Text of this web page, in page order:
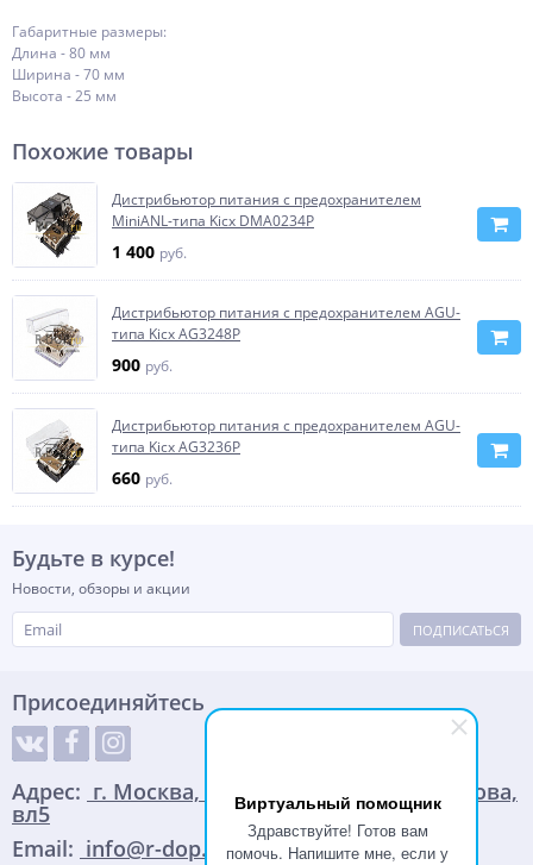
Виртуальный помощник
Здравствуйте! Готов вам
помочь. Напишите мне, если у
Габаритные размеры:
Длина - 80 мм
Ширина - 70 мм
Высота - 25 мм
Похожие товары
Дистрибьютор питания с предохранителем
MiniANL-типа Kicx DMA0234P
1 400 руб.
Дистрибьютор питания с предохранителем AGU-
типа Kicx AG3248P
900 руб.
Дистрибьютор питания с предохранителем AGU-
типа Kicx AG3236P
660 руб.
Будьте в курсе!
Новости, обзоры и акции
ПОДПИСАТЬСЯ
Присоединяйтесь
Адрес: г. Москва, улица Адмирала Корнилова,
вл5
Email: info@r-dop.ru